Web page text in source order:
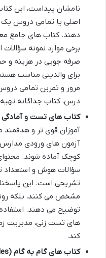
نامشان پیداست، این
اصلی یا تمامی دروس
دهند. کتاب های جامع
برخی موارد نمونه
صرفه جویی در هزینه و
برای والدینی مناسب
مرور و تمرین تمامی
درس، کتاب جداگانه
کتاب های تست و آمادگی
آموزان قوی تر و هدفمند
آزمون های ورودی
کوچک آماده شوند.
سؤالات هوش و استعداد
تشریحی است. این
مشخص می کنند، بلکه
توضیح می دهند.
های تست زنی، مدیریت
کند.
کتاب های گام به گام (Step-by-step Guides):